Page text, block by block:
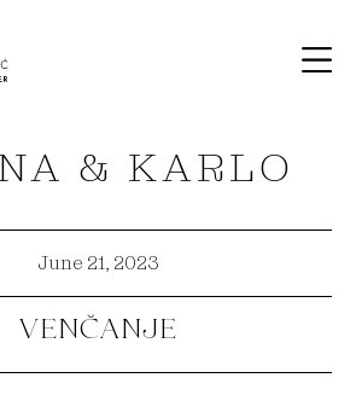
& KARLO
June 21, 2023
Venčanje